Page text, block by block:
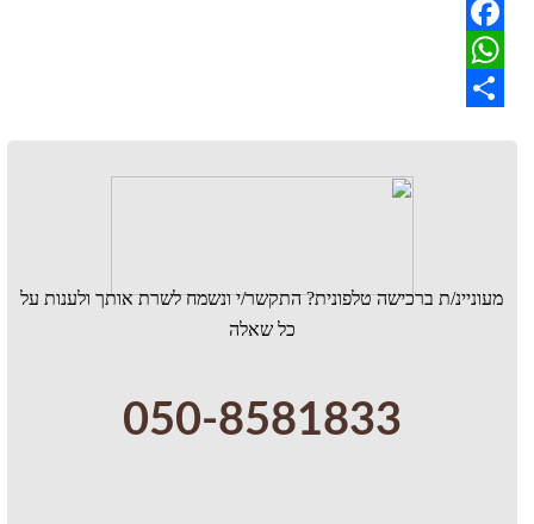
Twitter
Facebook
WhatsApp
מעוניינ/ת ברכישה טלפונית? התקשר/י ונשמח לשרת אותך ולענות על
כל שאלה
050-8581833